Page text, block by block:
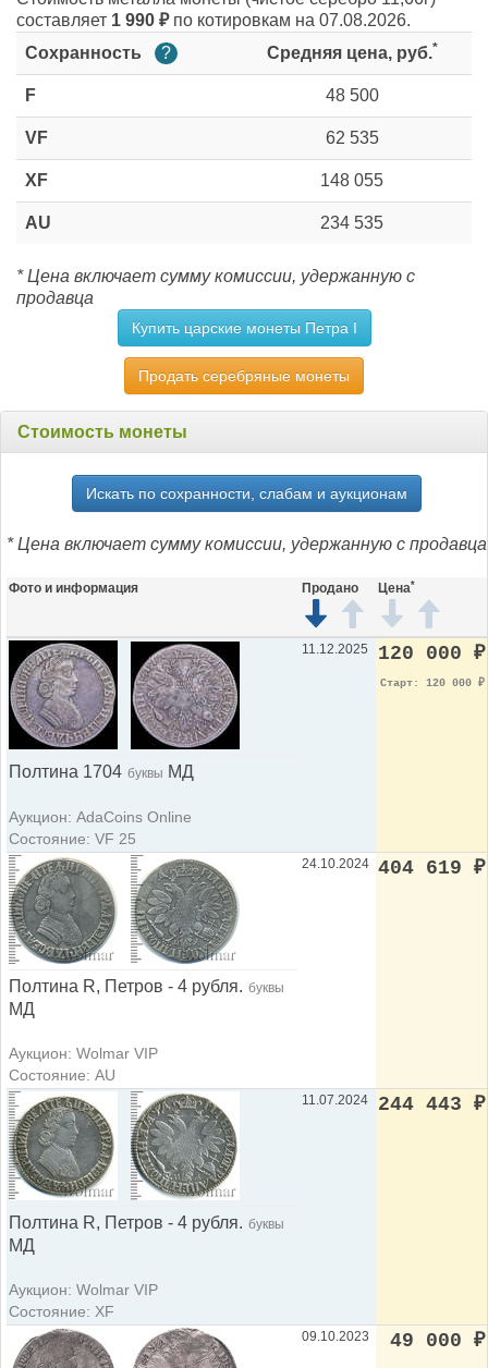
составляет 1 990 ₽по котировкам на 07.08.2026.
Сохранность
? Средняя цена, руб.*
F 48 500
VF 62 535
XF 148 055
AU 234 535
* Цена включает сумму комиссии, удержанную с
продавца
Купить царские монеты Петра I
Продать серебряные монеты
Стоимость монеты
Искать по сохранности, слабам и аукционам
* Цена включает сумму комиссии, удержанную с продавца
Фото и информация Продано Цена*
Полтина 1704 буквы МД
Аукцион: AdaCoins Online
Состояние: VF 25
11.12.2025 120 000 ₽
Старт: 120 000 ₽
Полтина R, Петров - 4 рубля. буквы
МД
Аукцион: Wolmar VIP
Состояние: AU
24.10.2024 404 619 ₽
Полтина R, Петров - 4 рубля. буквы
МД
Аукцион: Wolmar VIP
Состояние: XF
11.07.2024 244 443 ₽
09.10.2023 49 000 ₽